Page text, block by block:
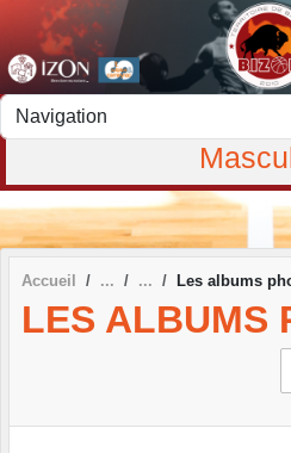
Accueil Les albums
LES ALBUMS
Panneau de gestion des cookies